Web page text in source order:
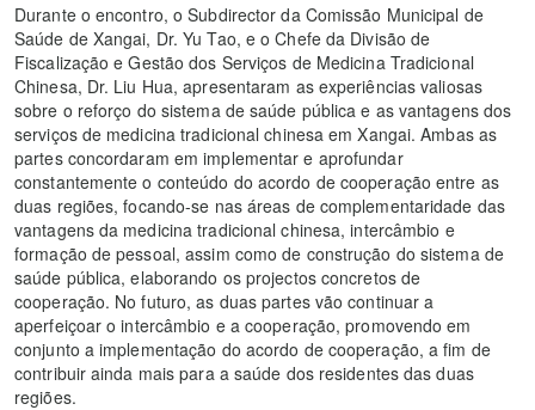
Durante o encontro, o Subdirector da Comissão Municipal de
Saúde de Xangai, Dr. Yu Tao, e o Chefe da Divisão de
Fiscalização e Gestão dos Serviços de Medicina Tradicional
Chinesa, Dr. Liu Hua, apresentaram as experiências valiosas
sobre o reforço do sistema de saúde pública e as vantagens dos
serviços de medicina tradicional chinesa em Xangai. Ambas as
partes concordaram em implementar e aprofundar
constantemente o conteúdo do acordo de cooperação entre as
duas regiões, focando-se nas áreas de complementaridade das
vantagens da medicina tradicional chinesa, intercâmbio e
formação de pessoal, assim como de construção do sistema de
saúde pública, elaborando os projectos concretos de
cooperação. No futuro, as duas partes vão continuar a
aperfeiçoar o intercâmbio e a cooperação, promovendo em
conjunto a implementação do acordo de cooperação, a fim de
contribuir ainda mais para a saúde dos residentes das duas
regiões.